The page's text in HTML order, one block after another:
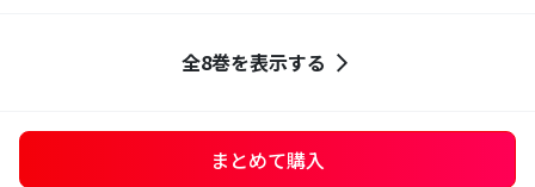
全8巻を表示する
まとめて購入